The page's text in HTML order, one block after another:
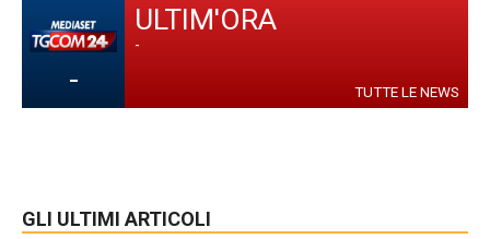
-
ULTIM'ORA
-
TUTTE LE NEWS
GLI ULTIMI ARTICOLI